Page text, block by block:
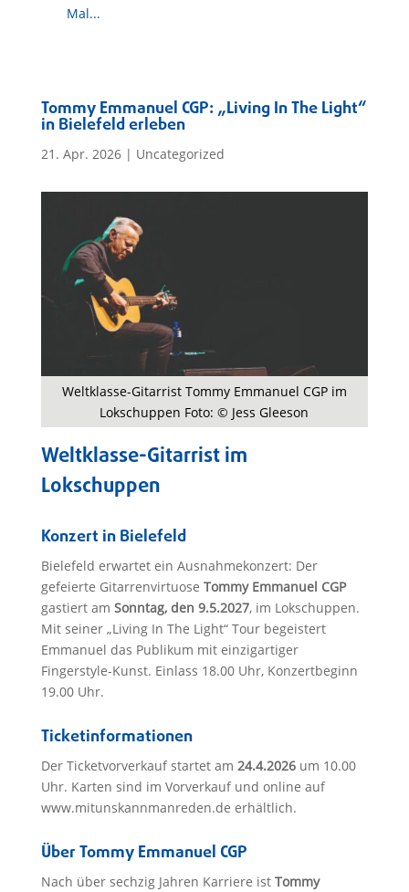
Mal...
Tommy Emmanuel CGP: „Living In The Light“
in Bielefeld erleben
21. Apr. 2026| Uncategorized
Weltklasse-Gitarrist Tommy Emmanuel CGP im
Lokschuppen Foto: © Jess Gleeson
Weltklasse-Gitarrist im
Lokschuppen
Konzert in Bielefeld
Bielefeld erwartet ein Ausnahmekonzert: Der
gefeierte Gitarrenvirtuose Tommy Emmanuel CGP
gastiert am Sonntag, den 9.5.2027, im Lokschuppen.
Mit seiner „Living In The Light“ Tour begeistert
Emmanuel das Publikum mit einzigartiger
Fingerstyle-Kunst. Einlass 18.00 Uhr, Konzertbeginn
19.00 Uhr.
Ticketinformationen
Der Ticketvorverkauf startet am 24.4.2026um 10.00
Uhr. Karten sind im Vorverkauf und online auf
www.mitunskannmanreden.de erhältlich.
Über Tommy Emmanuel CGP
Nach über sechzig Jahren Karriere ist Tommy